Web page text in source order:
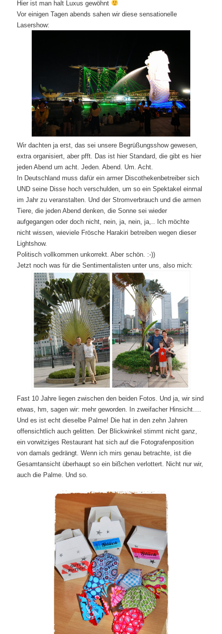
Hier ist man halt Luxus gewöhnt
Vor einigen Tagen abends sahen wir diese sensationelle
Lasershow:
Wir dachten ja erst, das sei unsere Begrüßungsshow gewesen,
extra organisiert, aber pfft. Das ist hier Standard, die gibt es hier
jeden Abend um acht. Jeden. Abend. Um. Acht.
In Deutschland muss dafür ein armer Discothekenbetreiber sich
UND seine Disse hoch verschulden, um so ein Spektakel einmal
im Jahr zu veranstalten. Und der Stromverbrauch und die armen
Tiere, die jeden Abend denken, die Sonne sei wieder
aufgegangen oder doch nicht, nein, ja, nein, ja,.. Ich möchte
nicht wissen, wieviele Frösche Harakiri betreiben wegen dieser
Lightshow.
Politisch vollkommen unkorrekt. Aber schön. :-))
Jetzt noch was für die Sentimentalisten unter uns, also mich:
Fast 10 Jahre liegen zwischen den beiden Fotos. Und ja, wir sind
etwas, hm, sagen wir: mehr geworden. In zweifacher Hinsicht….
Und es ist echt dieselbe Palme! Die hat in den zehn Jahren
offensichtlich auch gelitten. Der Blickwinkel stimmt nicht ganz,
ein vorwitziges Restaurant hat sich auf die Fotografenposition
von damals gedrängt. Wenn ich mirs genau betrachte, ist die
Gesamtansicht überhaupt so ein bißchen verlottert. Nicht nur wir,
auch die Palme. Und so.